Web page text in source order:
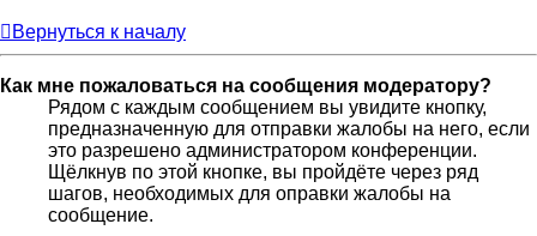
Вернуться к началу
Как мне пожаловаться на сообщения модератору?
Рядом с каждым сообщением вы увидите кнопку,
предназначенную для отправки жалобы на него, если
это разрешено администратором конференции.
Щёлкнув по этой кнопке, вы пройдёте через ряд
шагов, необходимых для оправки жалобы на
сообщение.